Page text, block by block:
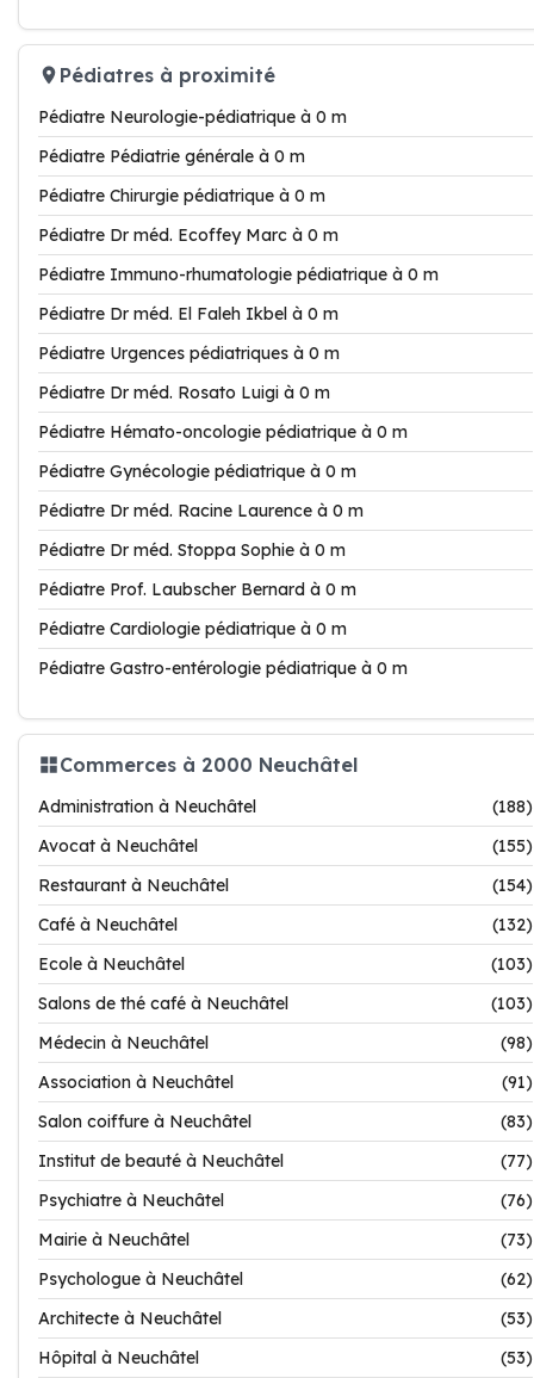
Pédiatres à proximité
Pédiatre Neurologie-pédiatrique à 0 m
Pédiatre Pédiatrie générale à 0 m
Pédiatre Chirurgie pédiatrique à 0 m
Pédiatre Dr méd. Ecoffey Marc à 0 m
Pédiatre Immuno-rhumatologie pédiatrique à 0 m
Pédiatre Dr méd. El Faleh Ikbel à 0 m
Pédiatre Urgences pédiatriques à 0 m
Pédiatre Dr méd. Rosato Luigi à 0 m
Pédiatre Hémato-oncologie pédiatrique à 0 m
Pédiatre Gynécologie pédiatrique à 0 m
Pédiatre Dr méd. Racine Laurence à 0 m
Pédiatre Dr méd. Stoppa Sophie à 0 m
Pédiatre Prof. Laubscher Bernard à 0 m
Pédiatre Cardiologie pédiatrique à 0 m
Pédiatre Gastro-entérologie pédiatrique à 0 m
Commerces à 2000 Neuchâtel
Administration à Neuchâtel
(188)
Avocat à Neuchâtel
(155)
Restaurant à Neuchâtel
(154)
Café à Neuchâtel
(132)
Ecole à Neuchâtel
(103)
Salons de thé café à Neuchâtel
(103)
Médecin à Neuchâtel
(98)
Association à Neuchâtel
(91)
Salon coiffure à Neuchâtel
(83)
Institut de beauté à Neuchâtel
(77)
Psychiatre à Neuchâtel
(76)
Mairie à Neuchâtel
(73)
Psychologue à Neuchâtel
(62)
Architecte à Neuchâtel
(53)
Hôpital à Neuchâtel
(53)